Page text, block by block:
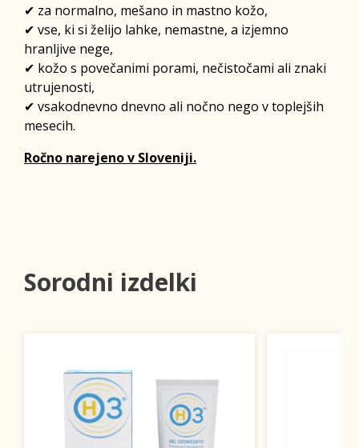
✔ za normalno, mešano in mastno kožo,
✔ vse, ki si želijo lahke, nemastne, a izjemno
hranljive nege,
✔ kožo s povečanimi porami, nečistočami ali znaki
utrujenosti,
✔ vsakodnevno dnevno ali nočno nego v toplejših
mesecih.
Ročno narejeno v Sloveniji.
Sorodni izdelki